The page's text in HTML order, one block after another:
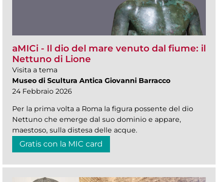
aMICi - Il dio del mare venuto dal fiume: il
Nettuno di Lione
Visita a tema
Museo di Scultura Antica Giovanni Barracco
24 Febbraio 2026
Per la prima volta a Roma la figura possente del dio
Nettuno che emerge dal suo dominio e appare,
maestoso, sulla distesa delle acque.
Gratis con la MIC card